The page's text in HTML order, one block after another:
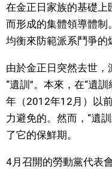
在金正日家族的基礎上
而形成的集體領導體制
均衡來防範派系鬥爭的
由於金正日突然去世
“遺訓”。本來，在“遺
年（2012年12月）以
力避免的。然而，“遺
了它的保鮮期。
4月召開的勞動黨代表